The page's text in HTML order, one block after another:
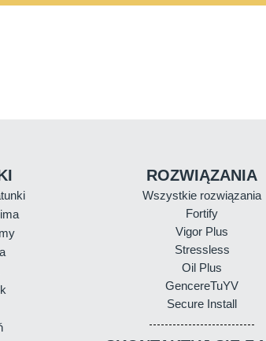
ROZWIĄZANIA
Wszystkie rozwiązania
Fortify
Vigor Plus
Stressless
Oil Plus
GencereTuYV
Secure Install